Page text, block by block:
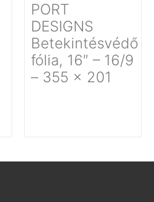
PORT
DESIGNS
Betekintésvédő
fólia, 16″ – 16/9
– 355 x 201